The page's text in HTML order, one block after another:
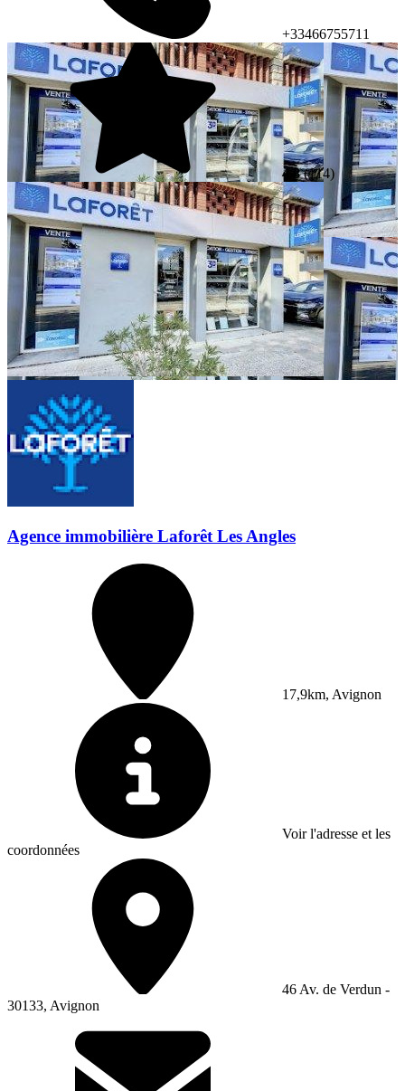
+33466755711
4.8(114)
Agence immobilière Laforêt Les Angles
17,9km, Avignon
Voir l'adresse et les
coordonnées
46 Av. de Verdun -
30133, Avignon